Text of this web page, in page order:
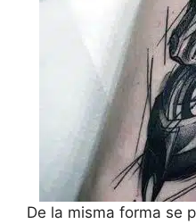
De la misma forma se